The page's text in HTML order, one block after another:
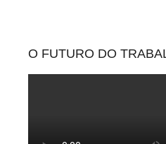
O FUTURO DO